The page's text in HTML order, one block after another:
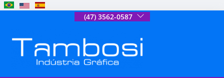
(47) 3562-0587